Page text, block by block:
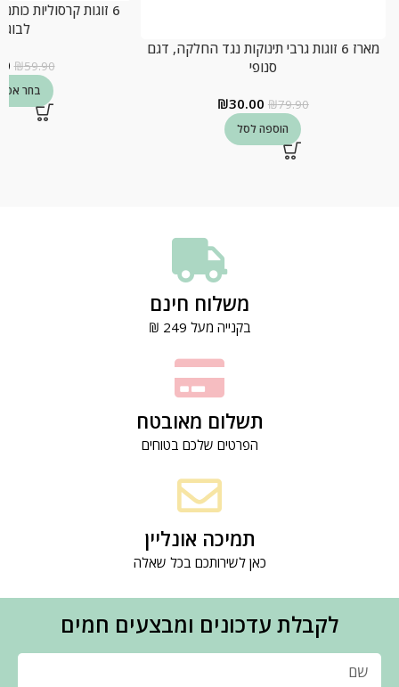
מארז 6 זוגות גרבי תינוקות נגד החלקה, דגם
סנופי
₪79.90
₪30.00
הוספה לסל
6 זוגות קרסוליות
₪59.90
בחר
משלוח חינם
בקנייה מעל 249 ₪
תשלום מאובטח
הפרטים שלכם בטוחים
תמיכה אונליין
כאן לשירותכם בכל שאלה
לקבלת עדכונים ומבצעים חמים